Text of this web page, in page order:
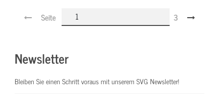
Seite 3
Newsletter
Bleiben Sie einen Schritt voraus mit unserem SVG Newsletter!